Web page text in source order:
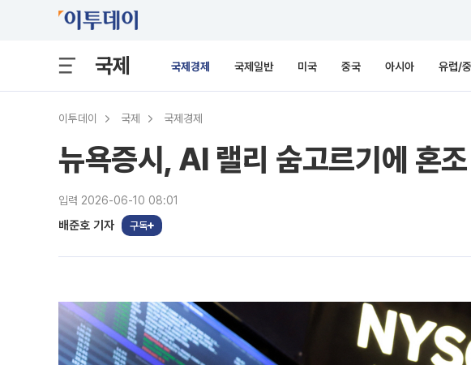
국제 국제경제 국제일반 미국 중국 아시아 유럽/
이투데이 국제 국제경제
뉴욕증시, AI 랠리 숨고르기에 혼
입력 2026-06-10 08:01
배준호 기자 구독